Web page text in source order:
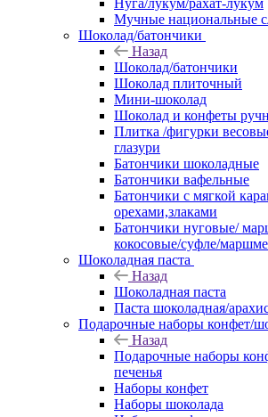
Нуга/лукум/рахат-лукум
Мучные национальные
Шоколад/батончики
Назад
Шоколад/батончики
Шоколад плиточный
Мини-шоколад
Шоколад и конфеты
Плитка /фигурки
глазури
Батончики шоколадные
Батончики вафельные
Батончики с мягкой
орехами,злаками
Батончики нуговые/
кокосовые/суфле/
Шоколадная паста
Назад
Шоколадная паста
Паста шоколадная/
Подарочные наборы конфет/
Назад
Подарочные наборы
печенья
Наборы конфет
Наборы шоколада